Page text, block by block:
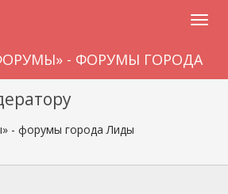
- ФОРУМЫ ГОРОДА
- форумы города Лиды